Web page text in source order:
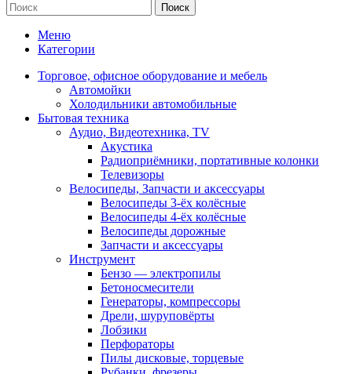
Поиск
Меню
Категории
Торговое, офисное оборудование и мебель
Автомойки
Холодильники автомобильные
Бытовая техника
Аудио, Видеотехника, TV
Акустика
Радиоприёмники, портативные колонки
Телевизоры
Велосипеды, Запчасти и аксессуары
Велосипеды 3-ёх колёсные
Велосипеды 4-ёх колёсные
Велосипеды дорожные
Запчасти и аксессуары
Инструмент
Бензо — электропилы
Бетоносмесители
Генераторы, компрессоры
Дрели, шуруповёрты
Лобзики
Перфораторы
Пилы дисковые, торцевые